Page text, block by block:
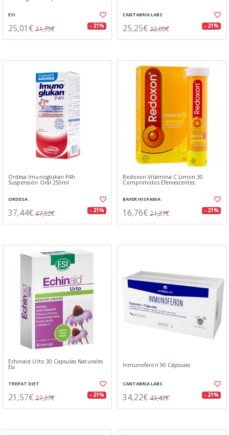
ESI
25,01€ 31,75€ - 21%
CANTABRIA LABS
25,25€ 32,05€ - 21%
Ordesa Imunoglukan P4h
Suspensión Oral 250ml
ORDESA
37,44€ 47,52€ - 21%
Redoxon Vitamina C Limon 30
Comprimidos Efervescentes
BAYER HISPANIA
16,76€ 21,27€ - 21%
Echinaid Urto 30 Capsulas Naturales
Esi
TREPAT DIET
21,57€ 27,37€ - 21%
Inmunoferon 90 Cápsulas
CANTABRIA LABS
34,22€ 43,42€ - 21%